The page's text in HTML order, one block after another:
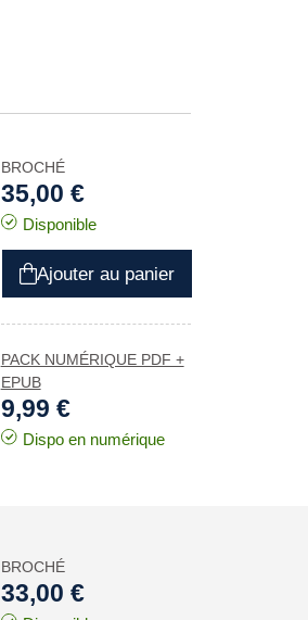
BROCHÉ
35,00 €
Disponible
Ajouter au panier
PACK NUMÉRIQUE PDF +
EPUB
9,99 €
Dispo en numérique
BROCHÉ
33,00 €